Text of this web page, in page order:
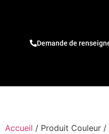
Demande de
Accueil / Produit Couleur /